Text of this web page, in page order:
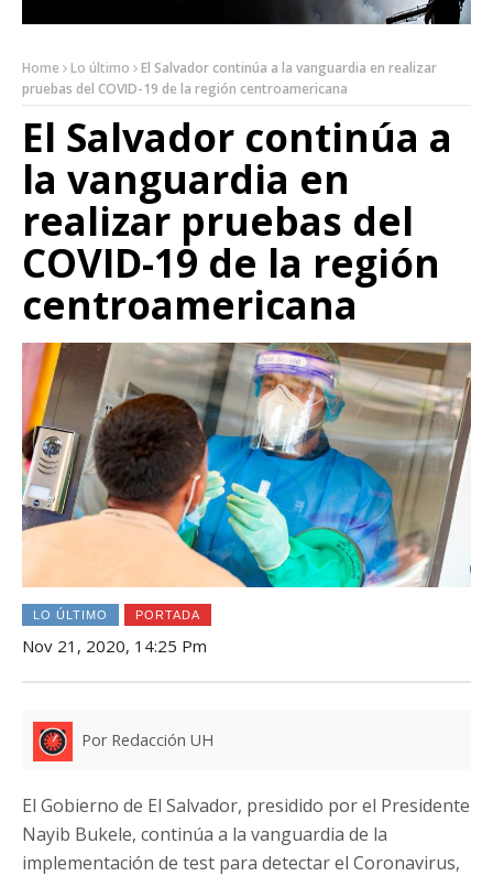
Home Lo último
El Salvador continúa a la vanguardia en realizar
pruebas del COVID-19 de la región centroamericana
El Salvador continúa a
la vanguardia en
realizar pruebas del
COVID-19 de la región
centroamericana
LO ÚLTIMO PORTADA
Nov 21, 2020, 14:25 Pm
Por Redacción UH
El Gobierno de El Salvador, presidido por el Presidente
Nayib Bukele, continúa a la vanguardia de la
implementación de test para detectar el Coronavirus,